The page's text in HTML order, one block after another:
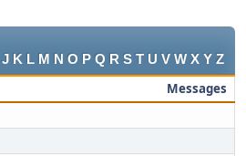
J K L M N O P Q R S T U V W X Y Z
Messages